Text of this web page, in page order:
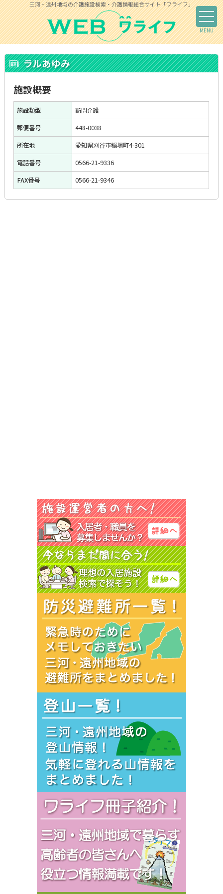
三河・遠州地域の介護施設検索・介護情報総合サイト「ワライフ」
ラルあゆみ
施設概要
施設類型
訪問介護
郵便番号
448-0038
所在地
愛知県刈谷市稲場町4-301
電話番号
0566-21-9336
FAX番号
0566-21-9346